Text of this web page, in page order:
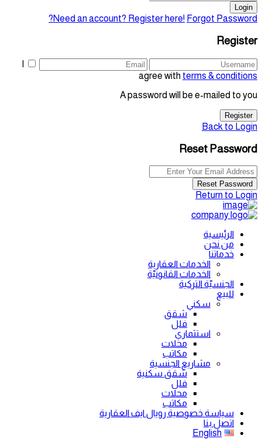
Login
Need an account? Register here! Forgot Password?
Register
agree with terms & conditions
A password will be e-mailed to you
Register
Back to Login
Reset Password
Reset Password
Return to Login
الرئيسية
من نحن
خدماتنا
الخدمات العقارية
الخدمات القانونيّة
الجنسيّة التركية
للبيع
سكني
شقق
فلل
استثماري
محلات
مكاتب
مشاريع الجنسية
شقق سكنية
فلل
محلات
مكاتب
سياسة خصوصية رويال ايف العقارية
اتصل بنا
English